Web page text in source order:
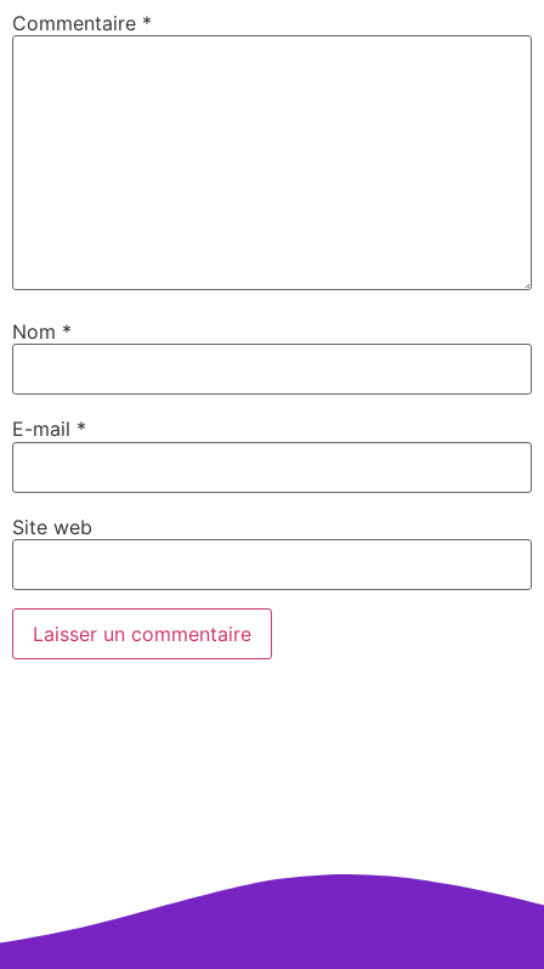
Commentaire *
Nom *
E-mail *
Site web